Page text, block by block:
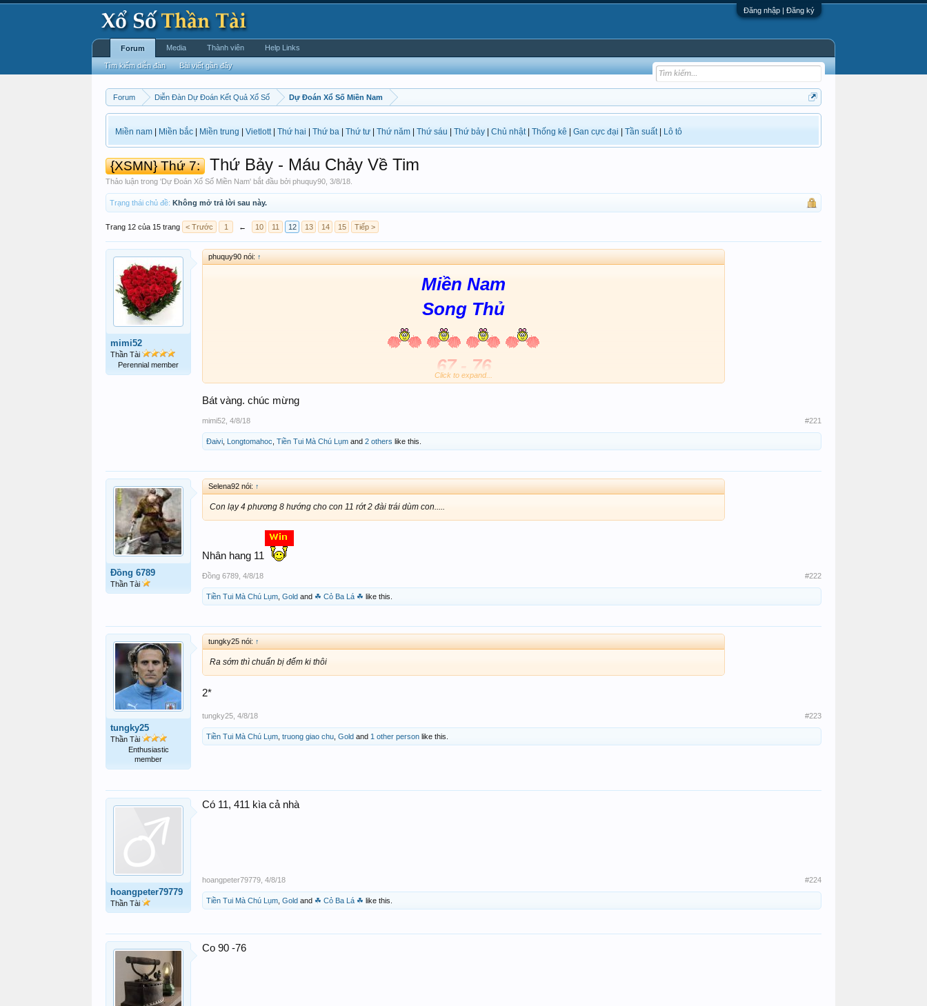
Đăng nhập | Đăng ký
Forum Diễn Đàn Dự Đoán Kết Quả Xổ Số Dự Đoán Xổ Số Miền Nam
Miền nam Miền bắc Miền trung Vietlott| Thứ hai Thứ ba Thứ tư Thứ năm Thứ sáu Thứ bảy Chủ nhật| Thống kê Gan cực đại Tần suất| Lô tô
{XSMN} Thứ 7: Thứ Bảy - Máu Chảy Về Tim
Thảo luận trong 'Dự Đoán Xổ Số Miền Nam' bắt đầu bởi phuquy90 3/8/18
Trạng thái chủ đề: Không mở trả lời sau này.
Trang 12 của 15 trang < Trước 1 ← 10 11 12 13 14 15 Tiếp >
mimi52
Thần Tài
Perennial member
phuquy90 nói: ↑
Miền Nam
Song Thủ
67 - 76
Click to expand...
Bát vàng. chúc mừng
mimi52 4/8/18 #221
Đaivi Longtomahoc Tiền Tui Mà Chú Lụm and 2 others like this.
Đồng 6789
Thần Tài
Selena92 nói: ↑
Con lạy 4 phương 8 hướng cho con 11 rớt 2 đài trái dùm con.....
Nhân hang 11
Đồng 6789 4/8/18 #222
Tiền Tui Mà Chú Lụm Gold and ☘ Cỏ Ba Lá ☘ like this.
tungky25
Thần Tài
Enthusiastic
member
tungky25 nói: ↑
Ra sớm thì chuẩn bị đếm ki thôi
2*
tungky25 4/8/18 #223
Tiền Tui Mà Chú Lụm truong giao chu Gold and 1 other person like this.
hoangpeter79779
Thần Tài
Có 11, 411 kìa cả nhà
hoangpeter79779 4/8/18 #224
Tiền Tui Mà Chú Lụm Gold and ☘ Cỏ Ba Lá ☘ like this.
Co 90 -76
Forum
Tìm kiếm diễn đàn Bài viết gần đây
Media Thành viên Help Links